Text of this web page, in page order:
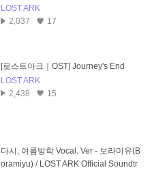
LOST ARK
2,037
17
[로스트아크｜OST] Journey's End
LOST ARK
2,438
15
다시, 여름방학 Vocal. Ver - 보라미유(B
oramiyu) / LOST ARK Official Soundtr